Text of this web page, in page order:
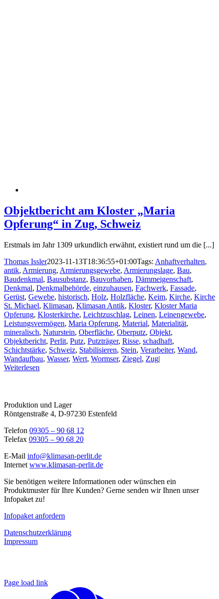
Objektbericht am Kloster „Maria
Opferung“ in Zug, Schweiz
Erstmals im Jahr 1309 urkundlich erwähnt, existiert rund um die [...]
Thomas Issler2023-11-13T18:36:55+01:00Tags: Anhaftverhalten,
antik, Armierung, Armierungsgewebe, Armierungslage, Bau,
Baudenkmal, Bausubstanz, Bauvorhaben, Dämmeigenschaft,
Denkmal, Denkmalbehörde, einzuhausen, Fachwerk, Fassade,
Gerüst, Gewebe, historisch, Holz, Holzfläche, Keim, Kirche, Kirche
St. Michael, Klimasan, Klimasan Antik, Kloster, Kloster Maria
Opferung, Klosterkirche, Leichtzuschlag, Leinen, Leinengewebe,
Leistungsvermögen, Maria Opferung, Material, Materialität,
mineralisch, Naturstein, Oberfläche, Oberputz, Objekt,
Objektbericht, Perlit, Putz, Putzträger, Risse, schadhaft,
Schichtstärke, Schweiz, Stabilisieren, Stein, Verarbeiter, Wand,
Wandaufbau, Wasser, Wert, Wormser, Ziegel, Zug|
Weiterlesen
Produktion und Lager
Röntgenstraße 4, D-97230 Estenfeld
Telefon 09305 – 90 68 12
Telefax 09305 – 90 68 20
E-Mail info@klimasan-perlit.de
Internet www.klimasan-perlit.de
Sie benötigen weitere Informationen oder wünschen ein
Produktmuster für Ihre Kunden? Gerne senden wir Ihnen unser
Infopaket zu!
Infopaket anfordern
Datenschutzerklärung
Impressum
Page load link